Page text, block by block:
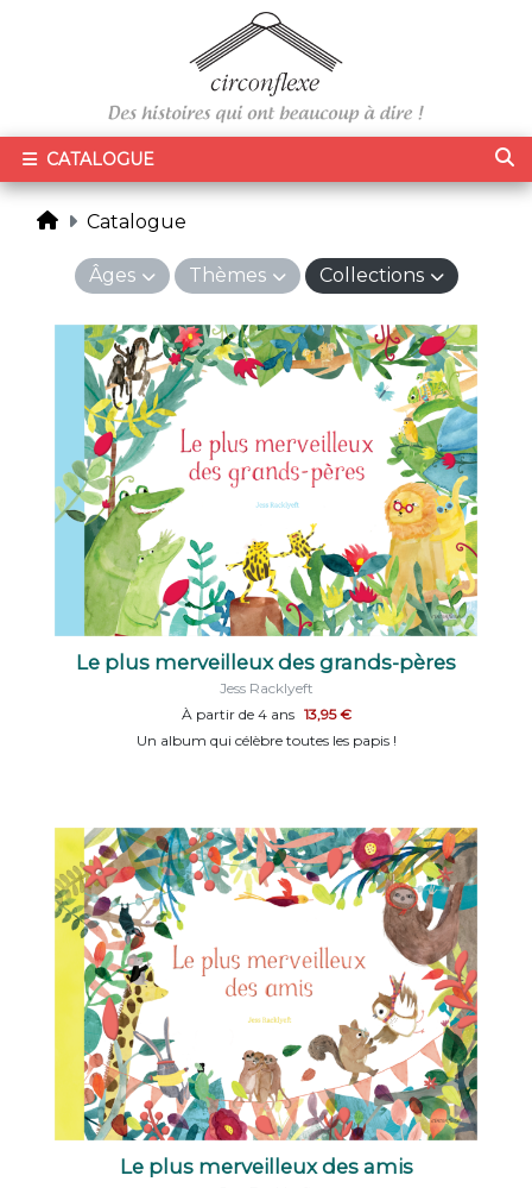
CATALOGUE
Catalogue
Âges Thèmes Collections
Le plus merveilleux des grands-pères
Jess Racklyeft
À partir de 4 ans 13,95 €
Un album qui célèbre toutes les papis !
Le plus merveilleux des amis